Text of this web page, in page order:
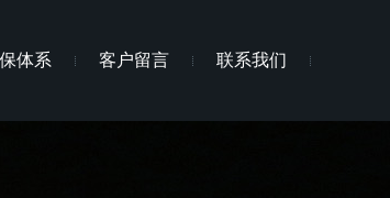
体系 客户留言 联系我们